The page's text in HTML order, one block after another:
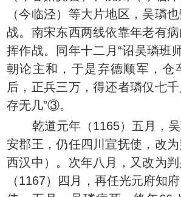
（今临泾）等大片地区，吴璘
战。南宋东西两线依靠年老有
挥作战。同年十二月“诏吴璘班
朝论主和，于是弃德顺军，仓
后，正兵三万，得还者璘仅七
存无几”③。
乾道元年（1165）五月，吴
安郡王，仍任四川宣抚使，改
西汉中）。次年八月，又改为
（1167）四月，再任光元府知